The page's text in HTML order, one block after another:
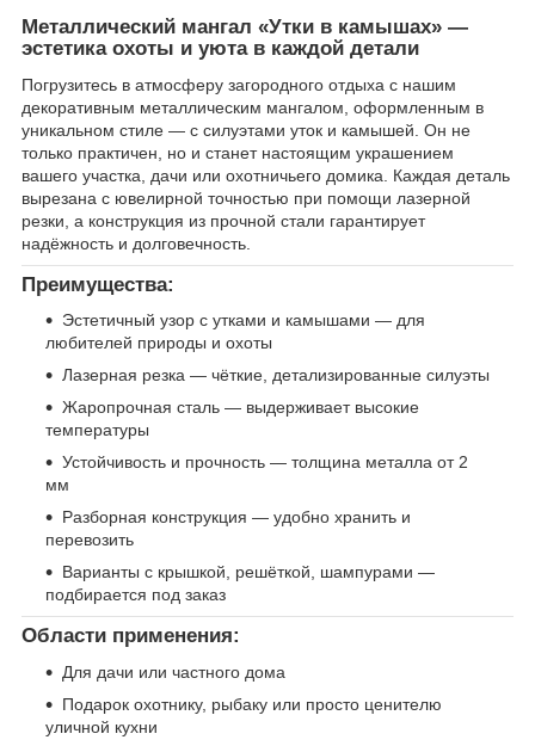
Металлический мангал «Утки в камышах» —
эстетика охоты и уюта в каждой детали
Погрузитесь в атмосферу загородного отдыха с нашим
декоративным металлическим мангалом, оформленным в
уникальном стиле — с силуэтами уток и камышей. Он не
только практичен, но и станет настоящим украшением
вашего участка, дачи или охотничьего домика. Каждая деталь
вырезана с ювелирной точностью при помощи лазерной
резки, а конструкция из прочной стали гарантирует
надёжность и долговечность.
Преимущества:
Эстетичный узор с утками и камышами — для
любителей природы и охоты
Лазерная резка — чёткие, детализированные силуэты
Жаропрочная сталь — выдерживает высокие
температуры
Устойчивость и прочность — толщина металла от 2
мм
Разборная конструкция — удобно хранить и
перевозить
Варианты с крышкой, решёткой, шампурами —
подбирается под заказ
Области применения:
Для дачи или частного дома
Подарок охотнику, рыбаку или просто ценителю
уличной кухни